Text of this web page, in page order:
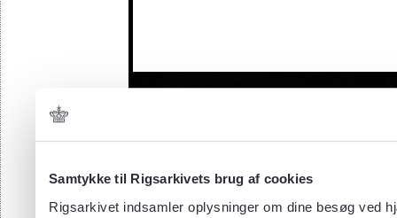
Samtykke til Rigsarkivets brug af cookies
Rigsarkivet indsamler oplysninger om dine besøg ved